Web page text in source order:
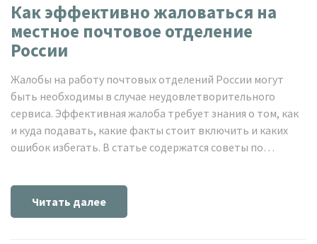
Как эффективно жаловаться на
местное почтовое отделение
России
Жалобы на работу почтовых отделений России могут
быть необходимы в случае неудовлетворительного
сервиса. Эффективная жалоба требует знания о том, как
и куда подавать, какие факты стоит включить и каких
ошибок избегать. В статье содержатся советы по
почтовым сервисом. Это поможет улучшить работу
почты и качество обслуживания.
Читать далее